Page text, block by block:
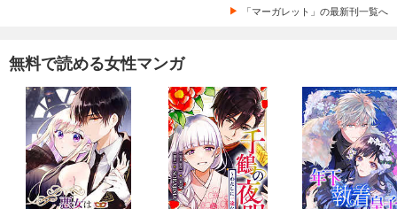
「マーガレット」の最新刊一覧へ
無料で読める女性マンガ